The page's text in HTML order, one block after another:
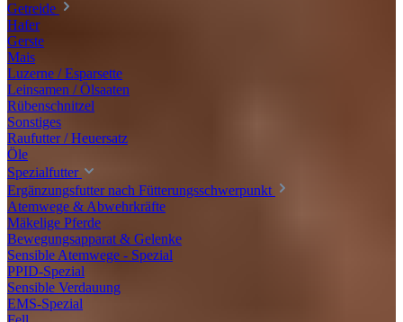
Getreide
Hafer
Gerste
Mais
Luzerne / Esparsette
Leinsamen / Ölsaaten
Rübenschnitzel
Sonstiges
Raufutter / Heuersatz
Öle
Spezialfutter
Ergänzungsfutter nach Fütterungsschwerpunkt
Atemwege & Abwehrkräfte
Mäkelige Pferde
Bewegungsapparat & Gelenke
Sensible Atemwege - Spezial
PPID-Spezial
Sensible Verdauung
EMS-Spezial